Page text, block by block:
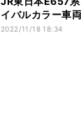
イバルカラー車
2022/11/18 18:34